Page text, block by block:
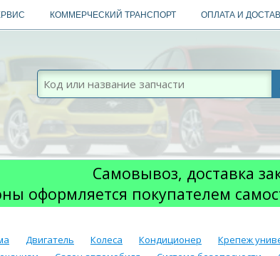
КОММЕРЧЕСКИЙ ТРАНСПОРТ ОПЛАТА И
Самовывоз, доставка
оформляется покупателем
Двигатель Колеса Кондиционер Крепеж